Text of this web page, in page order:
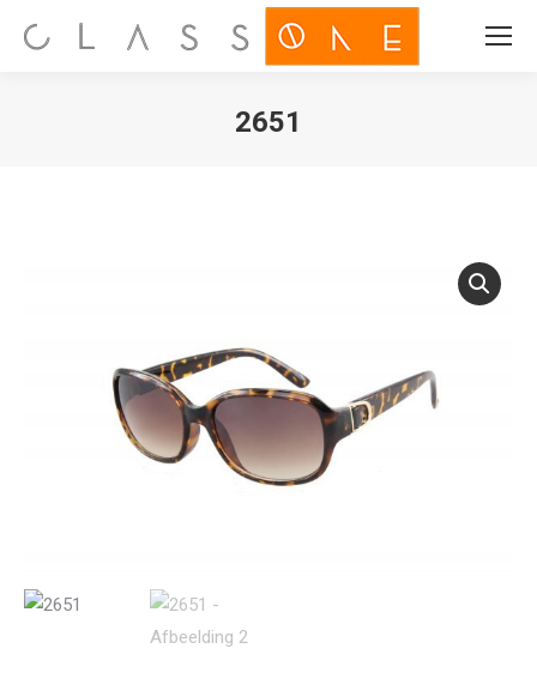
Search:
2651